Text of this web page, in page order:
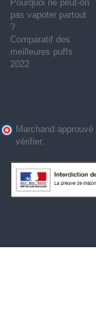
Pourquoi ne peut-on
pas vapoter partout
?
Comparatif des
meilleures puffs
2022
Marchand
vérifier.